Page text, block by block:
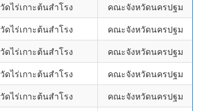
วัดไร่เกาะต้นสำโรง
คณะจังหวัดนครปฐม
วัดไร่เกาะต้นสำโรง
คณะจังหวัดนครปฐม
วัดไร่เกาะต้นสำโรง
คณะจังหวัดนครปฐม
วัดไร่เกาะต้นสำโรง
คณะจังหวัดนครปฐม
วัดไร่เกาะต้นสำโรง
คณะจังหวัดนครปฐม